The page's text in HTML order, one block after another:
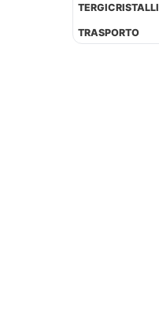
TERGICRISTALLI
TRASPORTO